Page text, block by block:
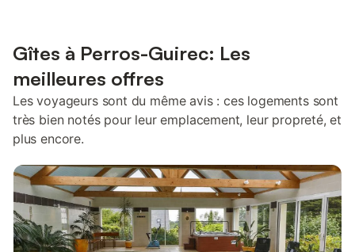
Gîtes à Perros-Guirec: Les
meilleures offres
Les voyageurs sont du même avis : ces logements sont
très bien notés pour leur emplacement, leur propreté, et
plus encore.